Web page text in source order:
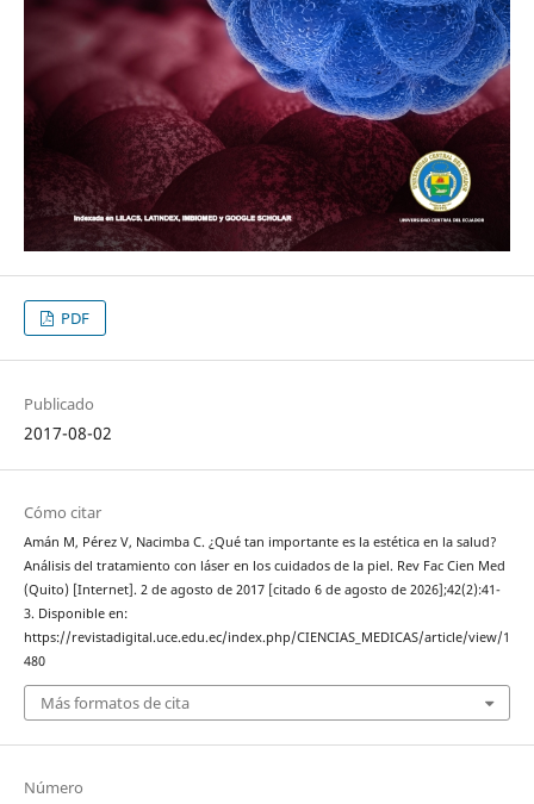
PDF
Publicado
2017-08-02
Cómo citar
Amán M, Pérez V, Nacimba C. ¿Qué tan importante es la estética en la salud?
Análisis del tratamiento con láser en los cuidados de la piel. Rev Fac Cien Med
(Quito) [Internet]. 2 de agosto de 2017 [citado 6 de agosto de 2026];42(2):41-
3. Disponible en:
https://revistadigital.uce.edu.ec/index.php/CIENCIAS_MEDICAS/article/view/1
480
Más formatos de cita
Número